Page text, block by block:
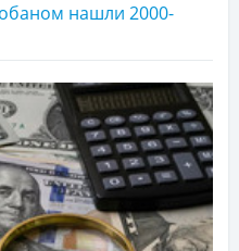
нашли 2000-